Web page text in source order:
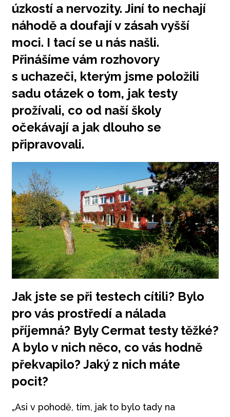
úzkostí a nervozity. Jiní to nechají
náhodě a doufají v zásah vyšší
moci. I tací se u nás našli.
Přinášíme vám rozhovory
s uchazeči, kterým jsme položili
sadu otázek o tom, jak testy
prožívali, co od naší školy
očekávají a jak dlouho se
připravovali.
Jak jste se při testech cítili? Bylo
pro vás prostředí a nálada
příjemná? Byly Cermat testy těžké?
A bylo v nich něco, co vás hodně
překvapilo? Jaký z nich máte
pocit?
„Asi v pohodě, tím, jak to bylo tady na